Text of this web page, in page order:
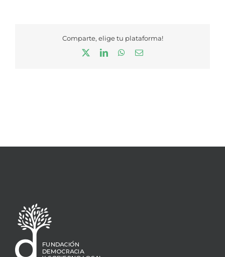
Comparte, elige tu plataforma!
LinkedInWhatsApp
Correo